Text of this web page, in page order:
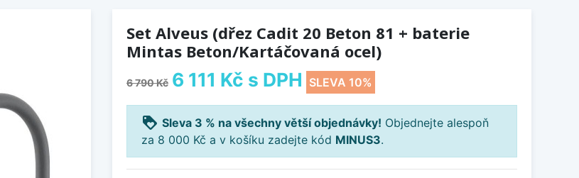
Set Alveus (dřez Cadit 20 Beton 81 + baterie
Mintas Beton/Kartáčovaná ocel)
6 790 Kč 6 111 Kč s DPH SLEVA 10%
loyalty Sleva 3 % na všechny větší objednávky! Objednejte alespoň
za 8 000 Kč a v košíku zadejte kód MINUS3.